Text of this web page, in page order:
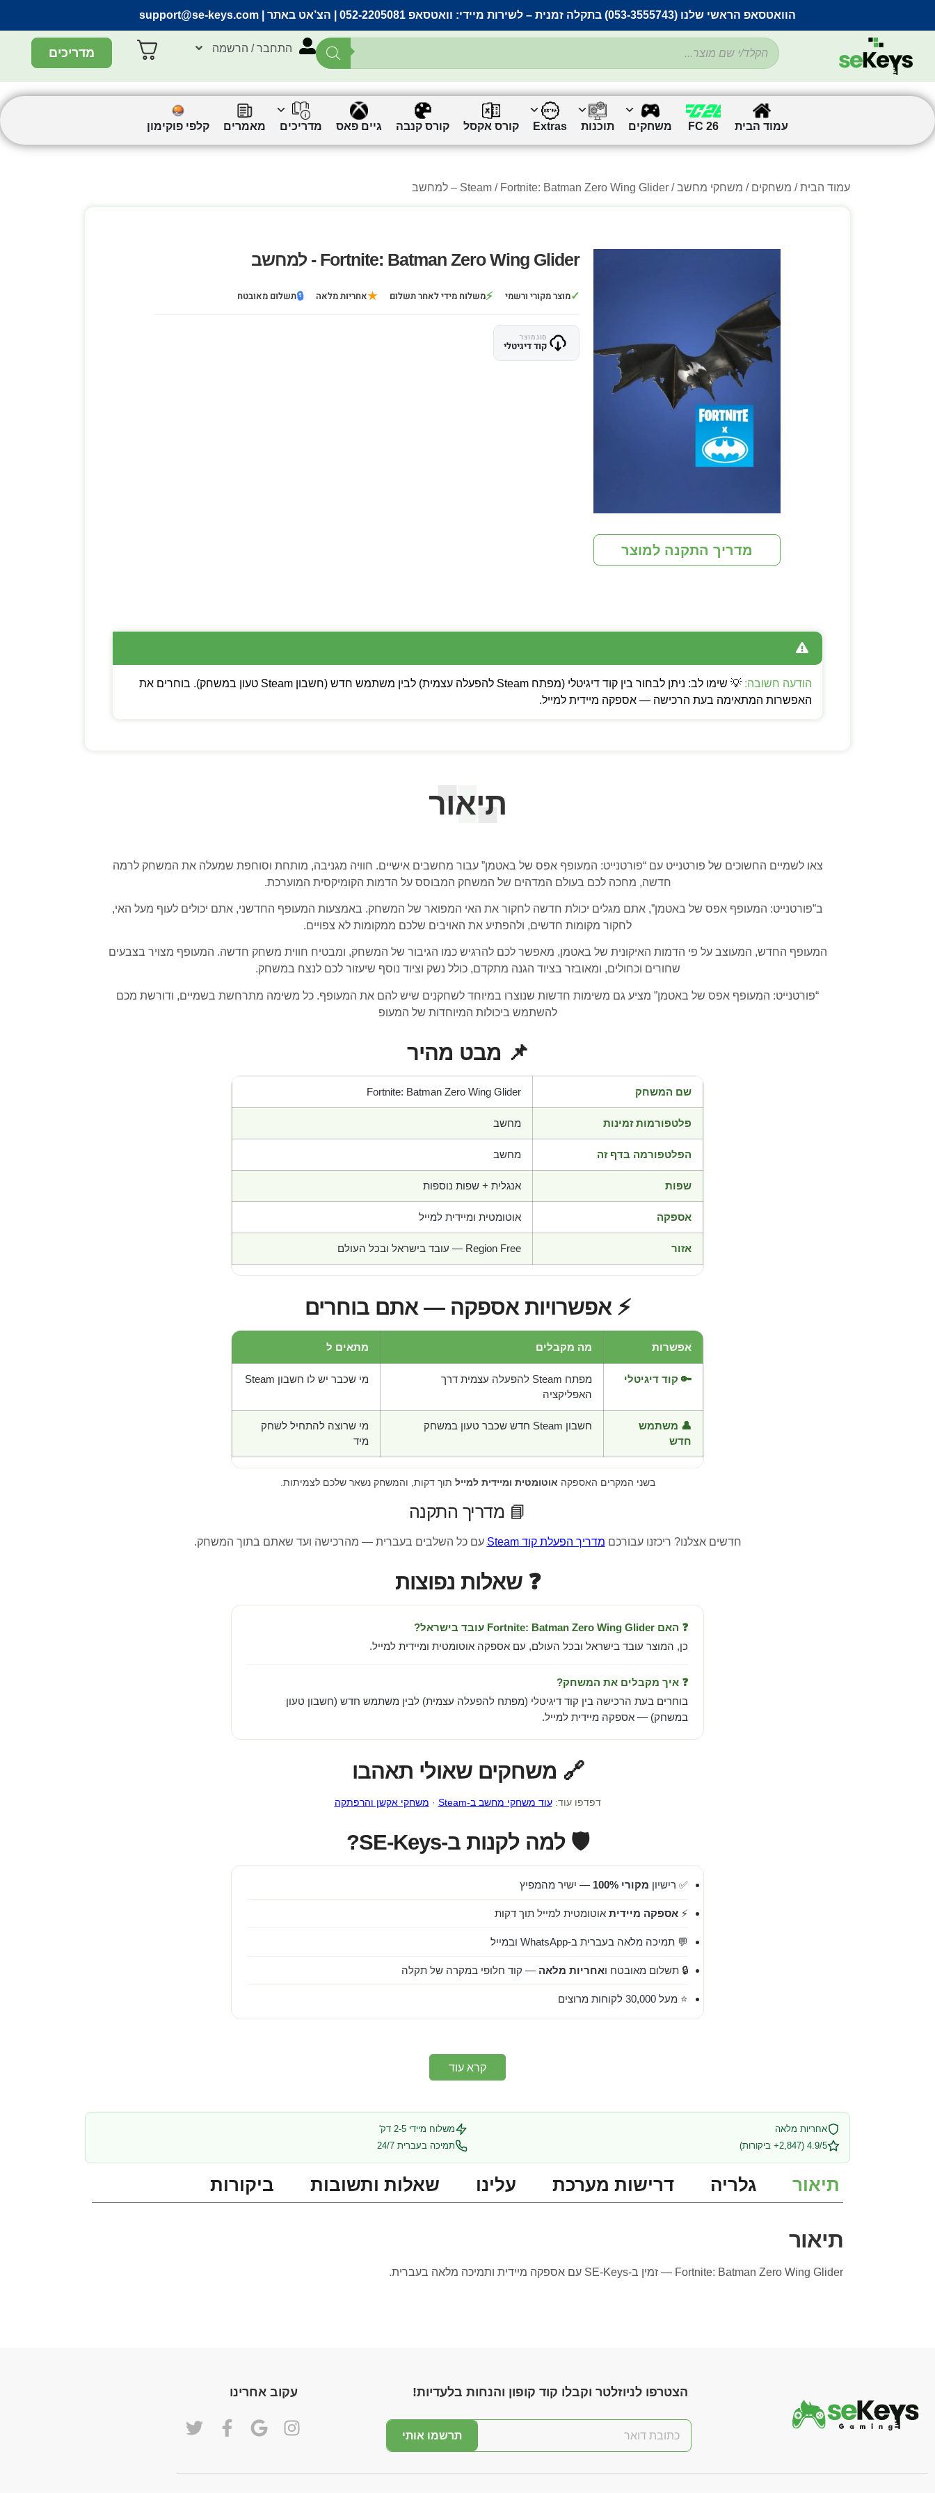
הוואטסאפ הראשי שלנו (053-3555743) בתקלה זמנית – לשירות מיידי: וואטסאפ 052-2205081 | הצ’אט באתר | support@se-keys.com
התחבר / הרשמה מדריכים
עמוד הבית FC 26 משחקים תוכנות Extras קורס אקסל קורס קנבה גיים פאס מדריכים מאמרים קלפי פוקימון
עמוד הבית/ משחקים / משחקי מחשב /
Steam / Fortnite: Batman Zero Wing Glider – למחשב
מדריך התקנה למוצר
Fortnite: Batman Zero Wing Glider - למחשב
✓מוצר מקורי ורשמי ⚡משלוח מידי לאחר תשלום ★אחריות מלאה 🔒תשלום מאובטח
סוג מוצר
קוד דיגיטלי
הודעה חשובה:
💡 שימו לב: ניתן לבחור בין קוד דיגיטלי (מפתח Steam להפעלה עצמית) לבין משתמש חדש (חשבון Steam טעון במשחק). בוחרים את
האפשרות המתאימה בעת הרכישה — אספקה מיידית למייל.
תיאור
צאו לשמיים החשוכים של פורטנייט עם “פורטנייט: המעופף אפס של באטמן” עבור מחשבים אישיים. חוויה מגניבה, מותחת וסוחפת שמעלה את המשחק לרמה
חדשה, מחכה לכם בעולם המדהים של המשחק המבוסס על הדמות הקומיקסית המוערכת.
ב”פורטנייט: המעופף אפס של באטמן”, אתם מגלים יכולת חדשה לחקור את האי המפואר של המשחק. באמצעות המעופף החדשני, אתם יכולים לעוף מעל האי,
לחקור מקומות חדשים, ולהפתיע את האויבים שלכם ממקומות לא צפויים.
המעופף החדש, המעוצב על פי הדמות האיקונית של באטמן, מאפשר לכם להרגיש כמו הגיבור של המשחק, ומבטיח חווית משחק חדשה. המעופף מצויר בצבעים
שחורים וכחולים, ומאובזר בציוד הגנה מתקדם, כולל נשק וציוד נוסף שיעזור לכם לנצח במשחק.
“פורטנייט: המעופף אפס של באטמן” מציע גם משימות חדשות שנוצרו במיוחד לשחקנים שיש להם את המעופף. כל משימה מתרחשת בשמיים, ודורשת מכם
להשתמש ביכולות המיוחדות של המעופ
📌 מבט מהיר
שם המשחק Fortnite: Batman Zero Wing Glider
פלטפורמות זמינות מחשב
הפלטפורמה בדף זה מחשב
שפות אנגלית + שפות נוספות
אספקה אוטומטית ומיידית למייל
אזור Region Free — עובד בישראל ובכל העולם
⚡ אפשרויות אספקה — אתם בוחרים
אפשרות מה מקבלים מתאים ל
🔑 קוד דיגיטלי
מפתח Steam להפעלה עצמית דרך
האפליקציה
מי שכבר יש לו חשבון Steam
👤 משתמש
חדש
חשבון Steam חדש שכבר טעון במשחק
מי שרוצה להתחיל לשחק
מיד
בשני המקרים האספקה אוטומטית ומיידית למייל תוך דקות, והמשחק נשאר שלכם לצמיתות.
📘 מדריך התקנה
חדשים אצלנו? ריכזנו עבורכם מדריך הפעלת קוד Steam עם כל השלבים בעברית — מהרכישה ועד שאתם בתוך המשחק.
❓ שאלות נפוצות
❓ האם Fortnite: Batman Zero Wing Glider עובד בישראל?
כן, המוצר עובד בישראל ובכל העולם, עם אספקה אוטומטית ומיידית למייל.
❓ איך מקבלים את המשחק?
בוחרים בעת הרכישה בין קוד דיגיטלי (מפתח להפעלה עצמית) לבין משתמש חדש (חשבון טעון
במשחק) — אספקה מיידית למייל.
🔗 משחקים שאולי תאהבו
דפדפו עוד:עוד משחקי מחשב ב-Steam · משחקי אקשן והרפתקה
🛡️ למה לקנות ב-SE-Keys?
✅ רישיון מקורי 100% — ישיר מהמפיץ
⚡ אספקה מיידית אוטומטית למייל תוך דקות
💬 תמיכה מלאה בעברית ב-WhatsApp ובמייל
🔒 תשלום מאובטח ואחריות מלאה — קוד חלופי במקרה של תקלה
⭐ מעל 30,000 לקוחות מרוצים
קרא עוד
אחריות מלאה
משלוח מיידי 2-5 דק'
4.9/5 (2,847+ ביקורות)
תמיכה בעברית 24/7
תיאור גלריה דרישות מערכת עלינו שאלות ותשובות ביקורות
תיאור
Fortnite: Batman Zero Wing Glider — זמין ב-SE-Keys עם אספקה מיידית ותמיכה מלאה בעברית.
הצטרפו לניוזלטר וקבלו קוד קופון והנחות בלעדיות!
תרשמו אותי
עקוב אחרינו